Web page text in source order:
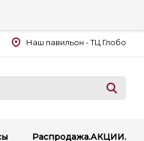
Наш павильон - ТЦ Глобо
Распродажа.АКЦИИ.